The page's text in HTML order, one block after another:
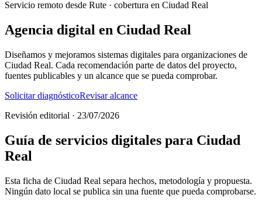
Servicio remoto desde Rute · cobertura en Ciudad Real
Agencia digital en Ciudad Real
Diseñamos y mejoramos sistemas digitales para organizaciones de
Ciudad Real. Cada recomendación parte de datos del proyecto,
fuentes publicables y un alcance que se pueda comprobar.
Solicitar diagnósticoRevisar alcance
Revisión editorial · 23/07/2026
Guía de servicios digitales para Ciudad
Real
Esta ficha de Ciudad Real separa hechos, metodología y propuesta.
Ningún dato local se publica sin una fuente que pueda comprobarse.